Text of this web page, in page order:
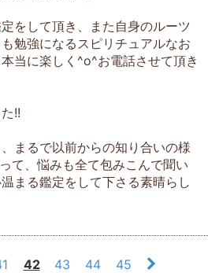
をして頂き、また自身のルーツ
勉強になるスピリチュアルなお
当に楽しく^o^お電話させて頂き
!!
まるで以前からの知り合いの様
て、悩みも全て包みこんで聞い
まる鑑定をして下さる素晴らし
42 43 44 45